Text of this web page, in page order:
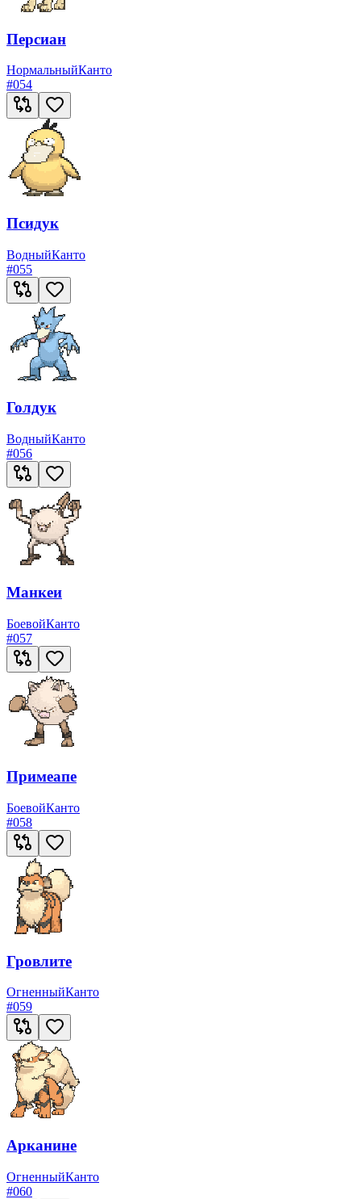
Персиан
НормальныйКанто
#054
Псидук
ВодныйКанто
#055
Голдук
ВодныйКанто
#056
Манкеи
БоевойКанто
#057
Примеапе
БоевойКанто
#058
Гровлите
ОгненныйКанто
#059
Арканине
ОгненныйКанто
#060